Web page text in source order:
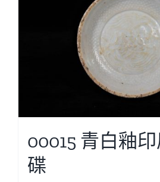
00015 青白釉
碟